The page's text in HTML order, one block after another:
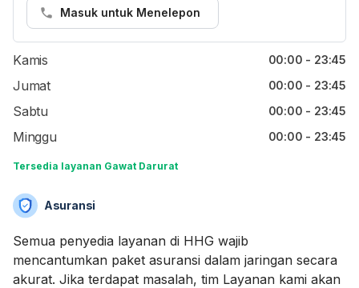
Masuk untuk Menelepon
Selasa
Kamis 00:00 - 23:45
Jumat 00:00 - 23:45
Sabtu 00:00 - 23:45
Minggu 00:00 - 23:45
Tersedia layanan Gawat Darurat
Asuransi
Semua penyedia layanan di HHG wajib
mencantumkan paket asuransi dalam jaringan secara
akurat. Jika terdapat masalah, tim Layanan kami akan